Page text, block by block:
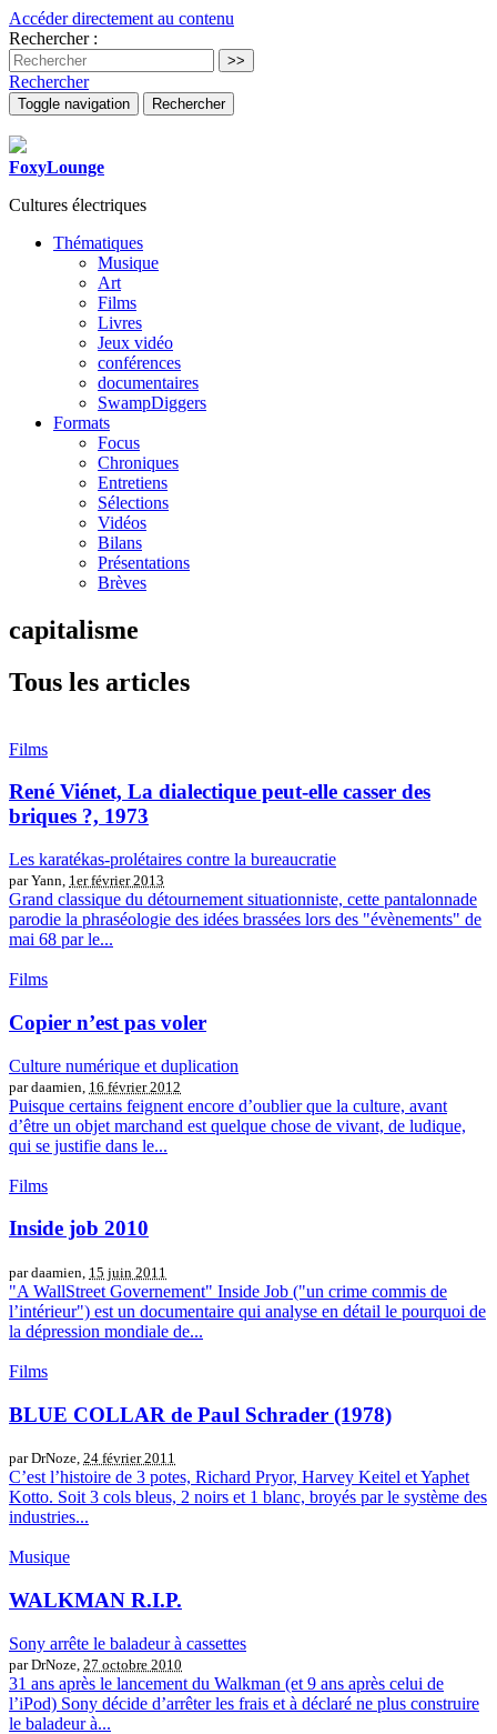
Accéder directement au contenu
Rechercher :
Rechercher
Toggle navigation Rechercher
FoxyLounge
Cultures électriques
Thématiques
Musique
Art
Films
Livres
Jeux vidéo
conférences
documentaires
SwampDiggers
Formats
Focus
Chroniques
Entretiens
Sélections
Vidéos
Bilans
Présentations
Brèves
capitalisme
Tous les articles
Films
René Viénet, La dialectique peut-elle casser des
briques ?, 1973
Les karatékas-prolétaires contre la bureaucratie
par Yann, 1er février 2013
Grand classique du détournement situationniste, cette pantalonnade
parodie la phraséologie des idées brassées lors des "évènements" de
mai 68 par le...
Films
Copier n’est pas voler
Culture numérique et duplication
par daamien, 16 février 2012
Puisque certains feignent encore d’oublier que la culture, avant
d’être un objet marchand est quelque chose de vivant, de ludique,
qui se justifie dans le...
Films
Inside job 2010
par daamien, 15 juin 2011
"A WallStreet Governement" Inside Job ("un crime commis de
l’intérieur") est un documentaire qui analyse en détail le pourquoi de
la dépression mondiale de...
Films
BLUE COLLAR de Paul Schrader (1978)
par DrNoze, 24 février 2011
C’est l’histoire de 3 potes, Richard Pryor, Harvey Keitel et Yaphet
Kotto. Soit 3 cols bleus, 2 noirs et 1 blanc, broyés par le système des
industries...
Musique
WALKMAN R.I.P.
Sony arrête le baladeur à cassettes
par DrNoze, 27 octobre 2010
31 ans après le lancement du Walkman (et 9 ans après celui de
l’iPod) Sony décide d’arrêter les frais et à déclaré ne plus construire
le baladeur à...